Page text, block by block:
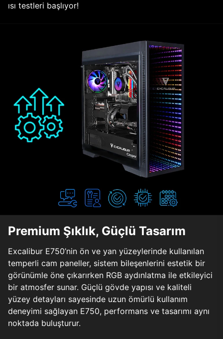
ısı testleri başlıyor!
Premium Şıklık, Güçlü Tasarım
Excalibur E750’nin ön ve yan yüzeylerinde kullanılan
temperli cam paneller, sistem bileşenlerini estetik bir
görünümle öne çıkarırken RGB aydınlatma ile etkileyici
bir atmosfer sunar. Güçlü gövde yapısı ve kaliteli
yüzey detayları sayesinde uzun ömürlü kullanım
deneyimi sağlayan E750, performans ve tasarımı aynı
noktada buluşturur.